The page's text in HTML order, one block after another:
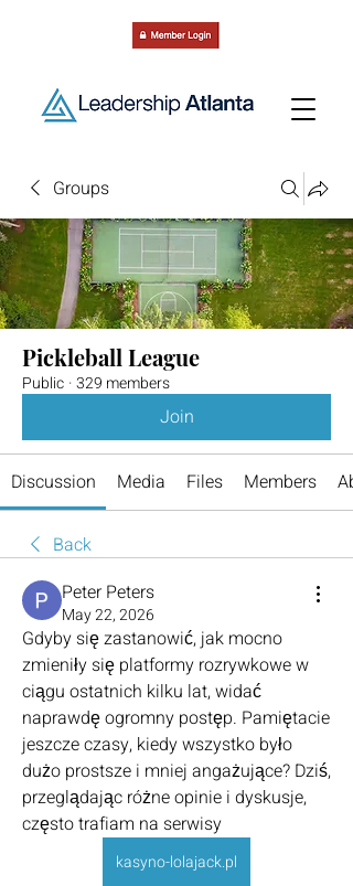
Groups
Pickleball League
Public ·329 members
Join
Discussion Media Files Members
Back
Peter Peters
May 22, 2026
Gdyby się zastanowić, jak mocno
zmieniły się platformy rozrywkowe w
ciągu ostatnich kilku lat, widać
naprawdę ogromny postęp. Pamiętacie
jeszcze czasy, kiedy wszystko było
dużo prostsze i mniej angażujące? Dziś,
przeglądając różne opinie i dyskusje,
często trafiam na serwisy
kasyno-lolajack.pl